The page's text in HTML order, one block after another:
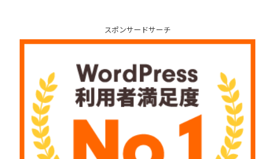
スポンサードサーチ